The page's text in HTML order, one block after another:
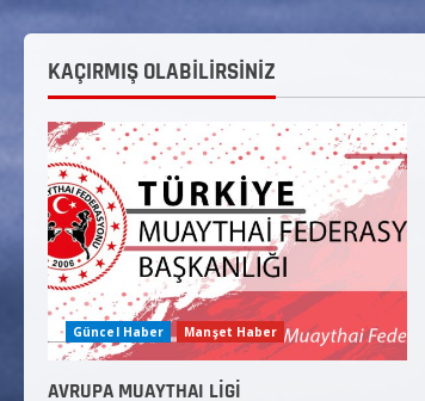
KAÇIRMIŞ OLABİLİRSİNİZ
Güncel Haber Manşet Haber
AVRUPA MUAYTHAI LİGİ